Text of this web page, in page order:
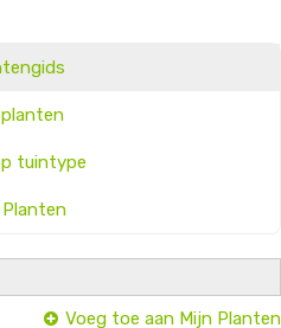
tuintype
Planten
Voeg toe aan Mijn Planten